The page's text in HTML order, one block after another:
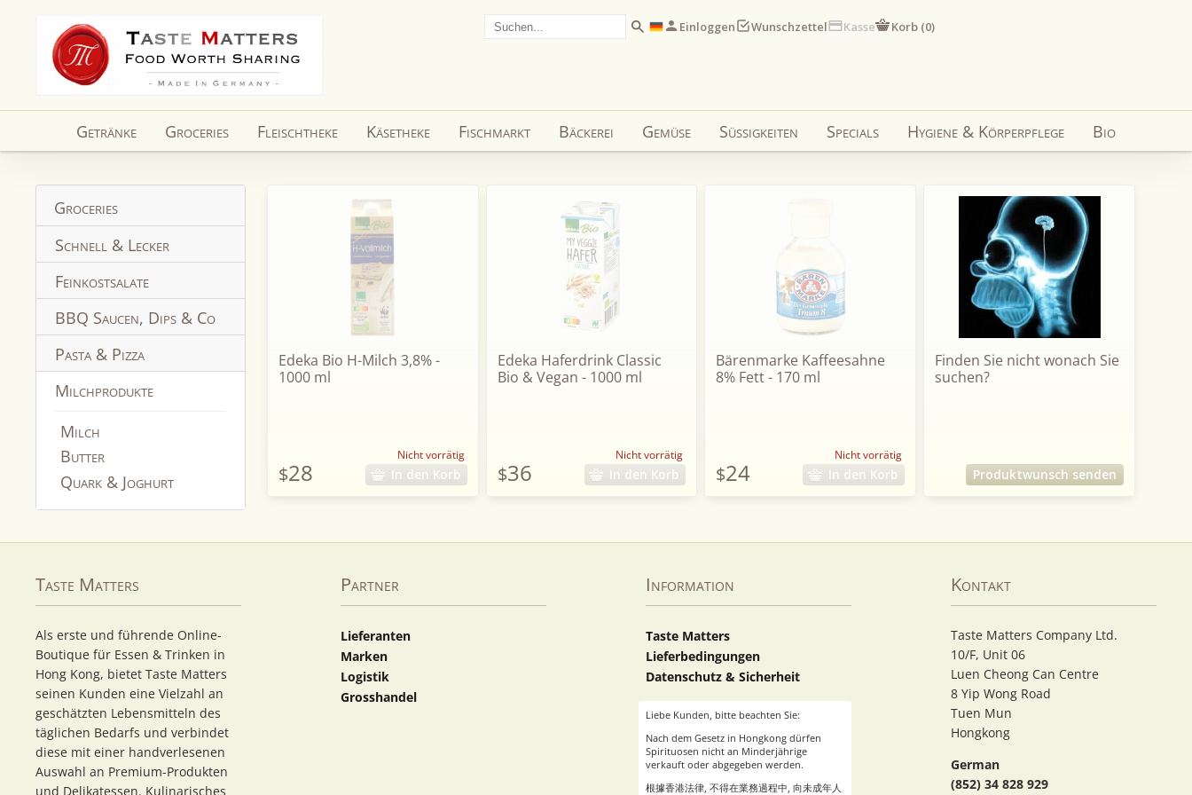
Inhalt
Einloggen Wunschzettel Kasse Korb (0)
Getränke Groceries Fleischtheke Käsetheke Fischmarkt Bäckerei Gemüse Süßigkeiten Specials Hygiene & Körperpflege Bio
Groceries
Schnell & Lecker
Feinkostsalate
BBQ Saucen, Dips & Co
Pasta & Pizza
Milchprodukte
Milch
Butter
Quark & Joghurt
Edeka Bio H-Milch 3,8% -
1000 ml
$28
Nicht vorrätig
In den Korb
Edeka Haferdrink Classic
Bio & Vegan - 1000 ml
$36
Nicht vorrätig
In den Korb
Bärenmarke Kaffeesahne
8% Fett - 170 ml
$24
Nicht vorrätig
In den Korb
Finden Sie nicht wonach Sie
suchen?
Produktwunsch senden
Taste Matters
Als erste und führende Online-
Boutique für Essen & Trinken in
Hong Kong, bietet Taste Matters
seinen Kunden eine Vielzahl an
geschätzten Lebensmitteln des
täglichen Bedarfs und verbindet
diese mit einer handverlesenen
Auswahl an Premium-Produkten
und Delikatessen. Kulinarisches
Partner
Lieferanten
Marken
Logistik
Grosshandel
Information
Taste Matters
Lieferbedingungen
Datenschutz & Sicherheit
Liebe Kunden, bitte beachten Sie:
Nach dem Gesetz in Hongkong dürfen
Spirituosen nicht an Minderjährige
verkauft oder abgegeben werden.
根據香港法律, 不得在業務過程中, 向未成年人
Kontakt
Taste Matters Company Ltd.
10/F, Unit 06
Luen Cheong Can Centre
8 Yip Wong Road
Tuen Mun
Hongkong
German
(852) 34 828 929